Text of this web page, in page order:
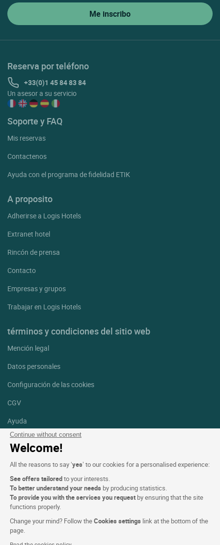
Continue without consent
Welcome!
All the reasons to say ‘yes’ to our cookies for a personalised experience:
See offers tailoredto your interests.
To better understand your needs by producing statistics.
To provide you with the services you request by ensuring that the site
functions properly.
Change your mind? Follow theCookies settings link at the bottom of the
page.
Reserva por teléfono
+33(0)1 45 84 83 84
Un asesor a su servicio
Soporte y FAQ
Mis reservas
Contactenos
Ayuda con el programa de fidelidad ETIK
A proposito
Adherirse a Logis Hotels
Extranet hotel
Rincón de prensa
Contacto
Empresas y grupos
Trabajar en Logis Hotels
términos y condiciones del sitio web
Mención legal
Datos personales
Configuración de las cookies
CGV
Ayuda
Mapa del sitio
fotografías
Síguenos
Facebook
Instagram
Linkedin